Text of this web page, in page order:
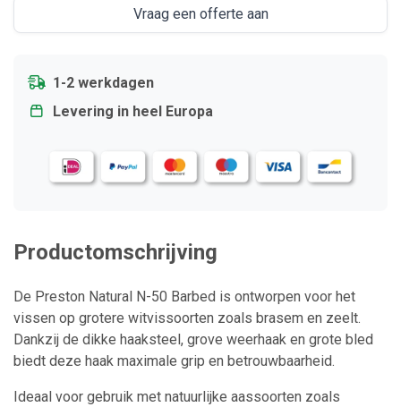
Vraag een offerte aan
1-2 werkdagen
Levering in heel Europa
Productomschrijving
De Preston Natural N-50 Barbed is ontworpen voor het
vissen op grotere witvissoorten zoals brasem en zeelt.
Dankzij de dikke haaksteel, grove weerhaak en grote bled
biedt deze haak maximale grip en betrouwbaarheid.
Ideaal voor gebruik met natuurlijke aassoorten zoals